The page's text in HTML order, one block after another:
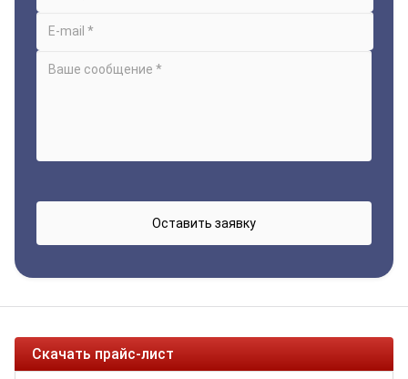
Скачать прайс-лист